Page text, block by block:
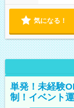
気になる！
単発！未経験
制！イベント